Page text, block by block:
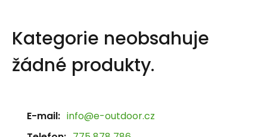
Kategorie neobsahuje
žádné produkty.
E-mail: info@e-outdoor.cz